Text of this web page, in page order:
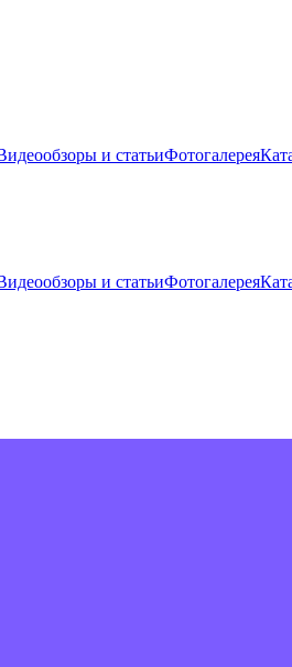
и статьиФотогалерея
и статьиФотогалерея